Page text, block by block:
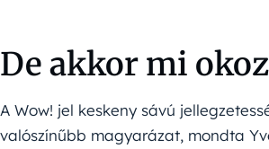
De akkor mi
A Wow! jel keskeny sávú
valószínűbb magyarázat, mondta